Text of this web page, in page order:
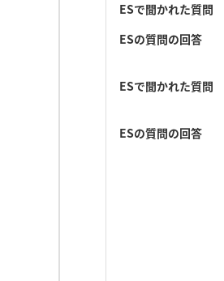
ESで聞かれた質問
ESの質問の回答
ESで聞かれた質問
ESの質問の回答